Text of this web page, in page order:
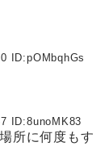
ID:pOMbqhGs
ID:8unoMK83
所に何度もす